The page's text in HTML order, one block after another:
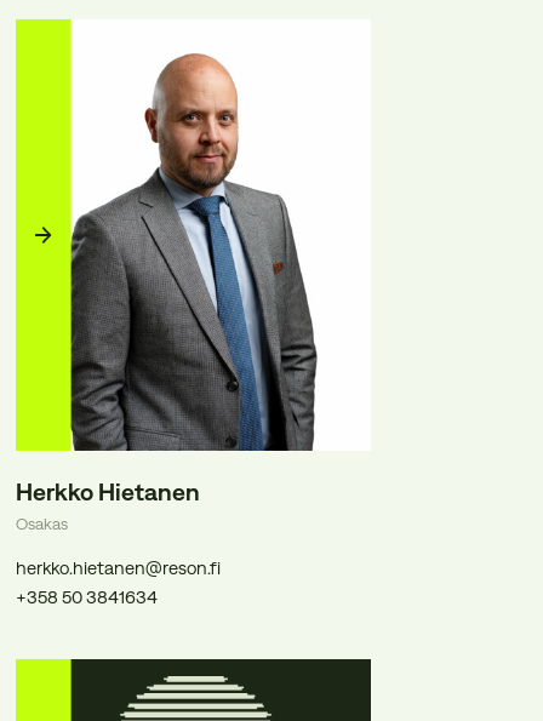
Herkko Hietanen
Osakas
herkko.hietanen@reson.fi
+358 50 3841634